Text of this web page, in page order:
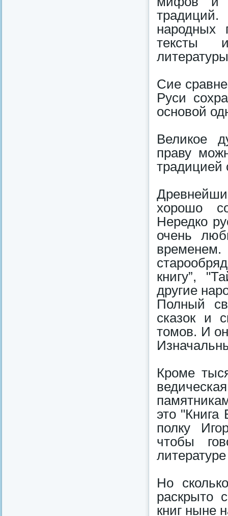
традиций.
народных
тексты
Сие
Руси
основой
Великое
праву
традицией
хорошо
Нередко
очень
книгу”,
другие
Полный
сказок и
томов. И
Кроме
это "Книга
полку
чтобы
Но
раскрыто
книг ныне